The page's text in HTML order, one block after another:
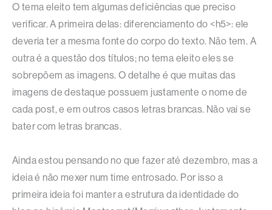
O tema eleito tem algumas deficiências que preciso
verificar. A primeira delas: diferenciamento do <h5>: ele
deveria ter a mesma fonte do corpo do texto. Não tem. A
outra é a questão dos títulos; no tema eleito eles se
sobrepõem as imagens. O detalhe é que muitas das
imagens de destaque possuem justamente o nome de
cada post, e em outros casos letras brancas. Não vai se
bater com letras brancas.
Ainda estou pensando no que fazer até dezembro, mas a
ideia é não mexer num time entrosado. Por isso a
primeira ideia foi manter a estrutura da identidade do